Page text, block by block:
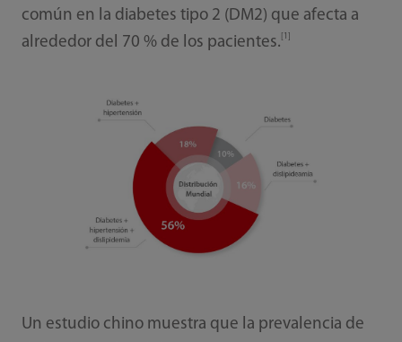
común en la diabetes tipo 2 (DM2) que afecta a
alrededor del 70 % de los pacientes.
Un estudio chino muestra que la prevalencia de